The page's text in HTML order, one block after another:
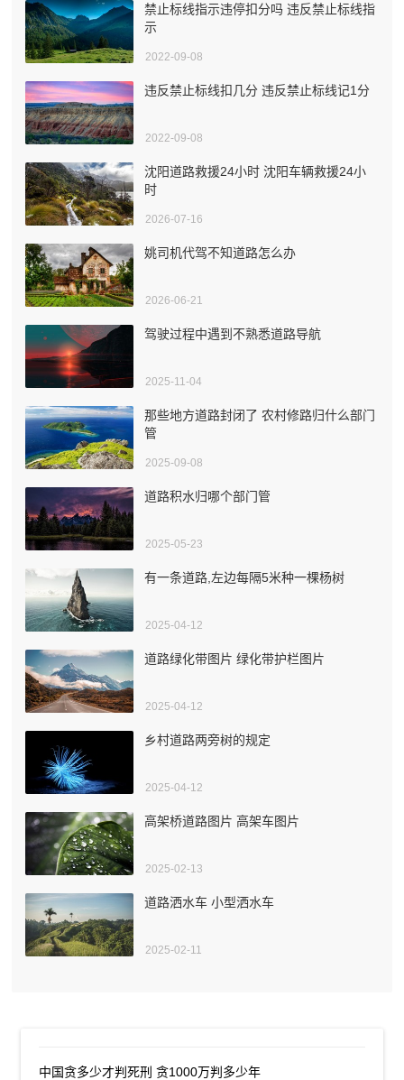
禁止标线指示违停扣分吗 违反禁止标线指
示
2022-09-08
违反禁止标线扣几分 违反禁止标线记1分
2022-09-08
沈阳道路救援24小时 沈阳车辆救援24小
时
2026-07-16
姚司机代驾不知道路怎么办
2026-06-21
驾驶过程中遇到不熟悉道路导航
2025-11-04
那些地方道路封闭了 农村修路归什么部门
管
2025-09-08
道路积水归哪个部门管
2025-05-23
有一条道路,左边每隔5米种一棵杨树
2025-04-12
道路绿化带图片 绿化带护栏图片
2025-04-12
乡村道路两旁树的规定
2025-04-12
高架桥道路图片 高架车图片
2025-02-13
道路洒水车 小型洒水车
2025-02-11
中国贪多少才判死刑 贪1000万判多少年